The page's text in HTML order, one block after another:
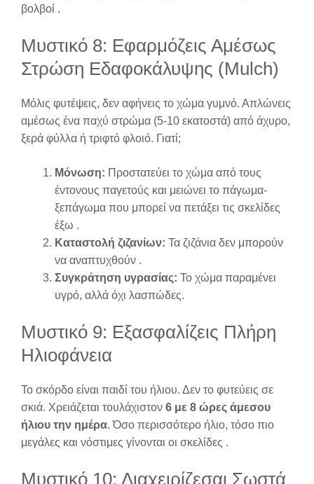
βολβοί .
Μυστικό 8: Εφαρμόζεις Αμέσως
Στρώση Εδαφοκάλυψης (Mulch)
Μόλις φυτέψεις, δεν αφήνεις το χώμα γυμνό. Απλώνεις
αμέσως ένα παχύ στρώμα (5-10 εκατοστά) από άχυρο,
ξερά φύλλα ή τριφτό φλοιό. Γιατί;
Μόνωση: Προστατεύει το χώμα από τους
έντονους παγετούς και μειώνει το πάγωμα-
ξεπάγωμα που μπορεί να πετάξει τις σκελίδες
έξω .
Καταστολή ζιζανίων: Τα ζιζάνια δεν μπορούν
να αναπτυχθούν .
Συγκράτηση υγρασίας: Το χώμα παραμένει
υγρό, αλλά όχι λασπώδες.
Μυστικό 9: Εξασφαλίζεις Πλήρη
Ηλιοφάνεια
Το σκόρδο είναι παιδί του ήλιου. Δεν το φυτεύεις σε
σκιά. Χρειάζεται τουλάχιστον 6 με 8 ώρες άμεσου
ήλιου την ημέρα. Όσο περισσότερο ήλιο, τόσο πιο
μεγάλες και νόστιμες γίνονται οι σκελίδες .
Μυστικό 10: Διαχειρίζεσαι Σωστά